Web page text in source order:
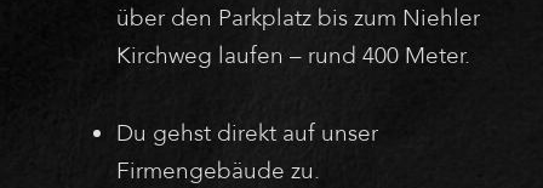
über den Parkplatz bis zum Niehler
Kirchweg laufen – rund 400 Meter.
Du gehst direkt auf unser
Firmengebäude zu.